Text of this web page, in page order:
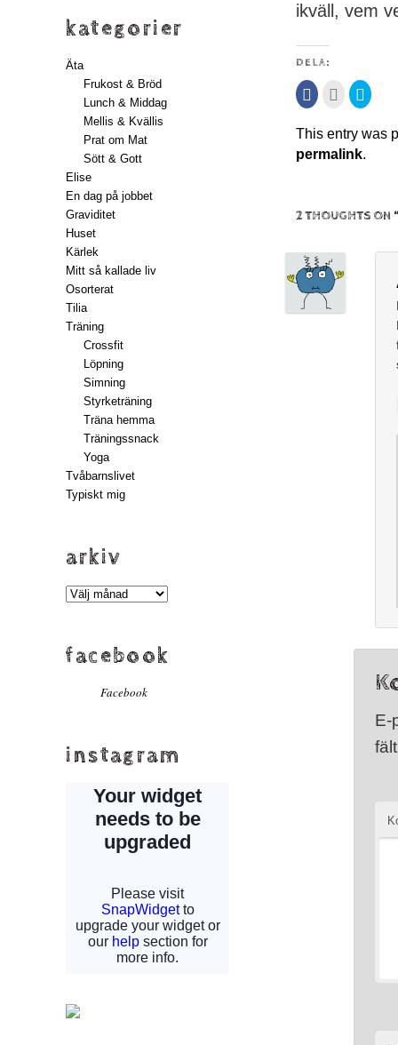
ikväll, vem
DELA:
Klicka
för
på
Facebook
(Öppnas
Klicka
för
detta
en
nytt
fönster)
Klicka
för
på
This entry was
permalink.
2 THOUGHTS ON
E-
kategorier
Äta
Frukost & Bröd
Lunch & Middag
Mellis & Kvällis
Prat om Mat
Sött & Gott
Elise
En dag på jobbet
Graviditet
Huset
Kärlek
Mitt så kallade liv
Osorterat
Tilia
Träning
Crossfit
Löpning
Simning
Styrketräning
Träna hemma
Träningssnack
Yoga
Tvåbarnslivet
Typiskt mig
arkiv
Arkiv
facebook
Facebook
instagram